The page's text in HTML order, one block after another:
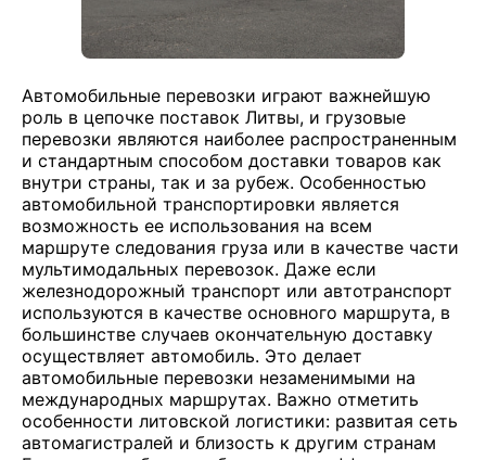
Автомобильные перевозки играют важнейшую
роль в цепочке поставок Литвы, и грузовые
перевозки являются наиболее распространенным
и стандартным способом доставки товаров как
внутри страны, так и за рубеж. Особенностью
автомобильной транспортировки является
возможность ее использования на всем
маршруте следования груза или в качестве части
мультимодальных перевозок. Даже если
железнодорожный транспорт или автотранспорт
используются в качестве основного маршрута, в
большинстве случаев окончательную доставку
осуществляет автомобиль. Это делает
автомобильные перевозки незаменимыми на
международных маршрутах. Важно отметить
особенности литовской логистики: развитая сеть
автомагистралей и близость к другим странам